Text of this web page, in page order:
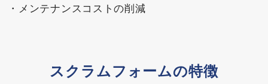
・メンテナンスコストの削減
スクラムフォームの特徴